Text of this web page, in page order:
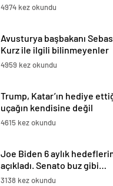
4974 kez okundu
Avusturya başbakanı
Kurz ile ilgili bilinmeyenler
4959 kez okundu
Trump, Katar’ın hediye
uçağın kendisine değil
Pentagon’a verileceğini
4615 kez okundu
Joe Biden 6 aylık
açıkladı. Senato buz gibi…
3138 kez okundu